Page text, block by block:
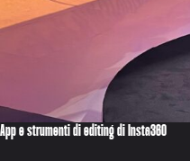
App e strumenti di editing di Insta360